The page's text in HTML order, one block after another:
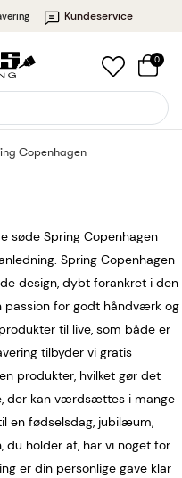
Kundeservice
0
Copenhagen
søde Spring Copenhagen
Spring Copenhagen
design, dybt forankret i den
passion for godt håndværk og
til live, som både er
tilbyder vi gratis
produkter, hvilket gør det
der kan værdsættes i mange
en fødselsdag, jubilæum,
holder af, har vi noget for
er din personlige gave klar